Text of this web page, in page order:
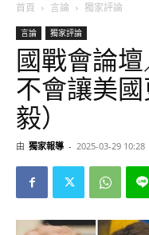
首頁 言論 獨家評論
言論 獨家評論
國戰會論
不會讓美
毅）
由 獨家報導 - 2025-03-29 10:28